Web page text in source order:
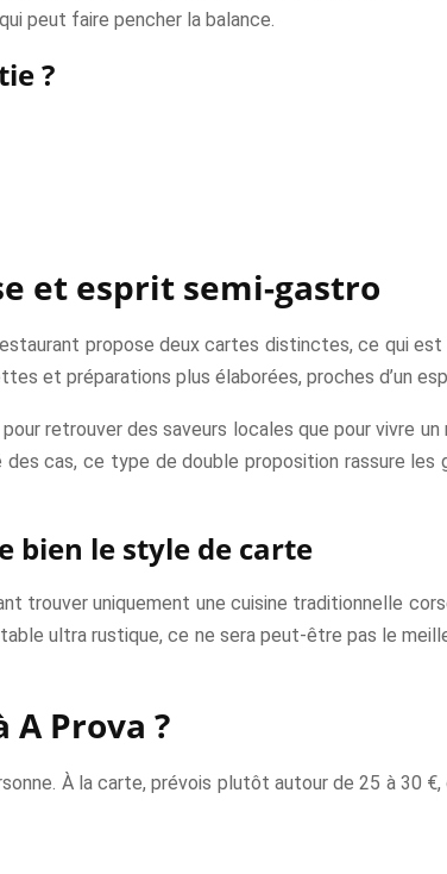
peut faire pencher la balance.
?
et esprit semi-gastro
propose deux cartes distinctes, ce qui
et préparations plus élaborées, proches d’un
retrouver des saveurs locales que pour vivre
cas, ce type de double proposition rassure les
bien le style de carte
trouver uniquement une cuisine traditionnelle
ultra rustique, ce ne sera peut-être pas le
Prova ?
À la carte, prévois plutôt autour de 25 à 30